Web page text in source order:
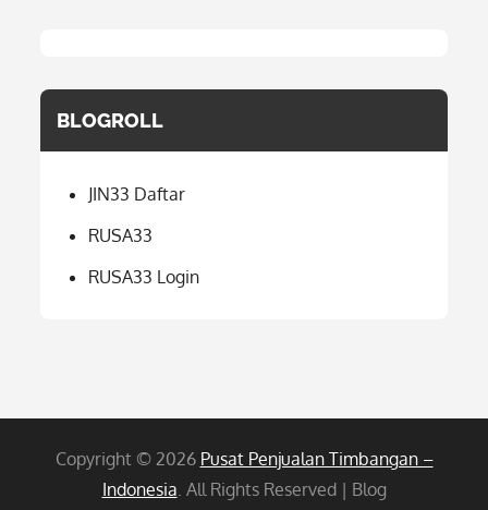
BLOGROLL
JIN33 Daftar
RUSA33
RUSA33 Login
Copyright © 2026 Pusat Penjualan Timbangan –
Indonesia. All Rights Reserved | Blog